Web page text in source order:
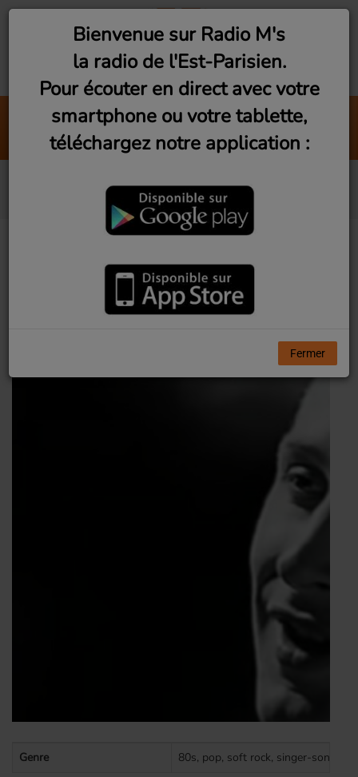
Morsure
Antoine Wend
Genre 80s, pop, soft rock, singer-
Bienvenue sur Radio M's
la radio de l'Est-Parisien.
Pour écouter en direct avec votre
smartphone ou votre tablette,
téléchargez notre application :
Fermer